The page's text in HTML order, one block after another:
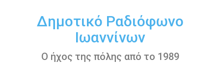
περιεχόμενοΔημοτικό Ραδιόφωνο
Ιωαννίνων
Ο ήχος της πόλης από το 1989